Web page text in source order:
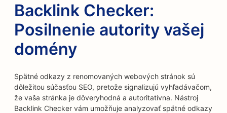
Backlink Checker:
Posilnenie autority vašej
domény
Spätné odkazy z renomovaných webových stránok sú
dôležitou súčasťou SEO, pretože signalizujú vyhľadávačom,
že vaša stránka je dôveryhodná a autoritatívna. Nástroj
Backlink Checker vám umožňuje analyzovať spätné odkazy